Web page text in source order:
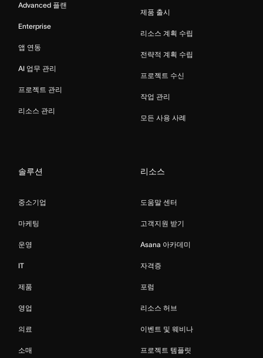
Advanced 플랜
Enterprise
앱 연동
AI 업무 관리
프로젝트 관리
리소스 관리
제품 출시
리소스 계획 수립
전략적 계획 수립
프로젝트 수신
작업 관리
모든 사용 사례
솔루션
중소기업
마케팅
운영
IT
제품
영업
의료
소매
리소스
도움말 센터
고객지원 받기
Asana 아카데미
자격증
포럼
리소스 허브
이벤트 및 웨비나
프로젝트 템플릿